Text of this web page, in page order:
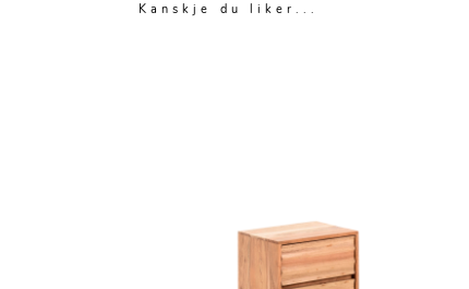
Kanskje du liker...